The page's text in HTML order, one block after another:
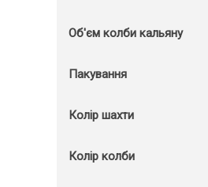
Об'єм колби кальяну
Пакування
Колір шахти
Колір колби